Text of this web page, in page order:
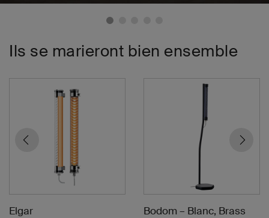
Ils se marieront bien ensemble
Elgar
Bodom – Blanc, Brass